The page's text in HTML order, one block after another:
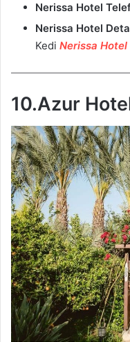
Nerissa Hotel
Nerissa Hotel
Kedi Nerissa Hotel
10.Azur